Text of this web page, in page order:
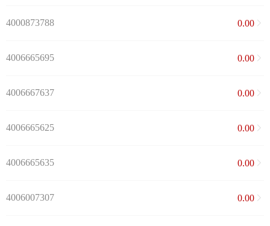
4000873788 0.00
4006665695 0.00
4006667637 0.00
4006665625 0.00
4006665635 0.00
4006007307 0.00